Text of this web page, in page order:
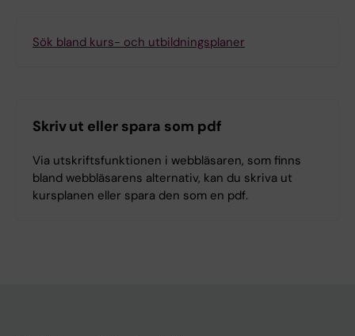
Sök bland kurs- och utbildningsplaner
Skriv ut eller spara som pdf
Via utskriftsfunktionen i webbläsaren, som finns
bland webbläsarens alternativ, kan du skriva ut
kursplanen eller spara den som en pdf.